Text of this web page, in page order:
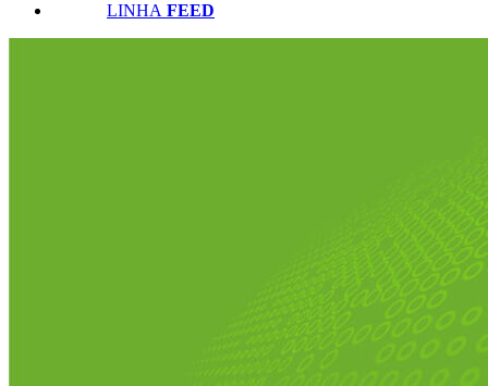
LINHA FEED